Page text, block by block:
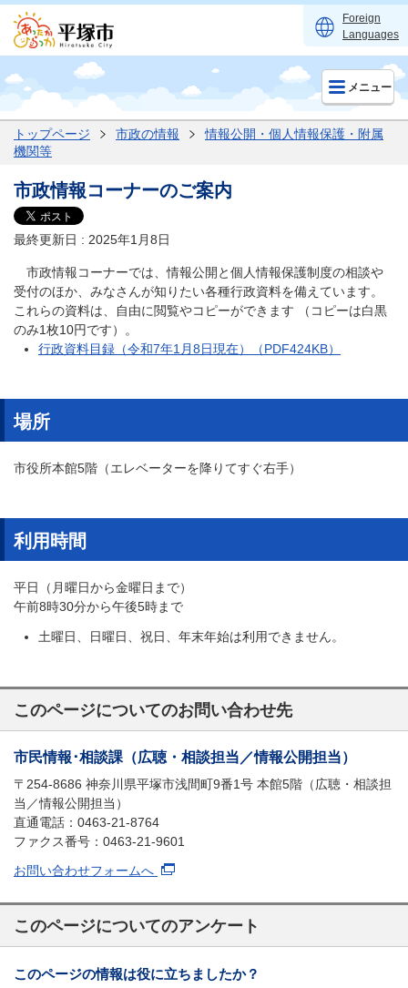
Foreign
Languages
メニュー
トップページ 市政の情報
情報公開・個人情報保護・附属
機関等
市政情報コーナーのご案内
最終更新日 : 2025年1月8日
市政情報コーナーでは、情報公開と個人情報保護制度の相談や
受付のほか、みなさんが知りたい各種行政資料を備えています。
これらの資料は、自由に閲覧やコピーができます （コピーは白黒
のみ1枚10円です）。
行政資料目録（令和7年1月8日現在）（PDF424KB）
場所
市役所本館5階（エレベーターを降りてすぐ右手）
利用時間
平日（月曜日から金曜日まで）
午前8時30分から午後5時まで
土曜日、日曜日、祝日、年末年始は利用できません。
このページについてのお問い合わせ先
市民情報･相談課（広聴・相談担当／情報公開担当）
〒254-8686 神奈川県平塚市浅間町9番1号 本館5階（広聴・相談担
当／情報公開担当）
直通電話：0463-21-8764
ファクス番号：0463-21-9601
お問い合わせフォームへ
このページについてのアンケート
このページの情報は役に立ちましたか？